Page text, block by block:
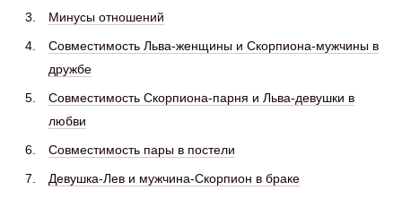
Минусы отношений
Совместимость Льва-женщины и Скорпиона-мужчины в
дружбе
Совместимость Скорпиона-парня и Льва-девушки в
любви
Совместимость пары в постели
Девушка-Лев и мужчина-Скорпион в браке